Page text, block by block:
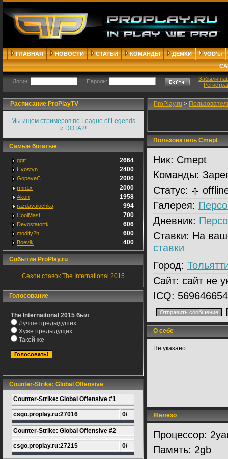
ГЛАВНАЯ НОВОСТИ СТАТЬИ КОМАНДЫ ДЕМКИ
VOD'ы
Логин: Пароль:
Забыли
Расписание ProPlayTV
Мы ищем стримеров по League of Legends
и DOTA2!
Самые богатые
ggtt 2664
Hvostyn 2400
GopaveC 2000
rmn1x 2000
Akon 1958
razdavalochka 994
CoolMast 700
Devostatortk 606
modify2h 600
Boevik 400
События ProPlay.ru
Сезон ставок The International 2015
Голосование
The Internaitonal 2015 был
Лучше предыдуших
Хуже предыдущих
Такой же
Counter-Strike: Global Offensive
Counter-Strike: Global Offensive #1
csgo.proplay.ru:27016 0/
Counter-Strike: Global Offensive #2
csgo.proplay.ru:27215 0/
ProPlay.ru >
Пользователь Cmept
Ник: Cmept
Команды:
Статус:
Галерея:
Дневник:
Ставки: На
ставки
Город:
Сайт: сайт не
ICQ: 569646654
О себе
Не указано
Железо
Процессор:
Память: 2gb